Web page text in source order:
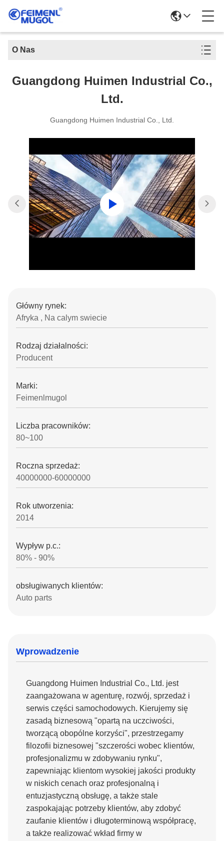
O Nas
Guangdong Huimen Industrial Co.,
Ltd.
Guangdong Huimen Industrial Co., Ltd.
Główny rynek:
Afryka , Na calym swiecie
Rodzaj działalności:
Producent
Marki:
Feimenlmugol
Liczba pracowników:
80~100
Roczna sprzedaż:
40000000-60000000
Rok utworzenia:
2014
Wypływ p.c.:
80% - 90%
obsługiwanych klientów:
Auto parts
Wprowadzenie
Guangdong Huimen Industrial Co., Ltd. jest
zaangażowana w agenturę, rozwój, sprzedaż i
serwis części samochodowych. Kierujemy się
zasadą biznesową "opartą na uczciwości,
tworzącą obopólne korzyści", przestrzegamy
filozofii biznesowej "szczerości wobec klientów,
profesjonalizmu w zdobywaniu rynku",
zapewniając klientom wysokiej jakości produkty
w niskich cenach oraz profesjonalną i
entuzjastyczną obsługę, a także stale
zaspokajając potrzeby klientów, aby zdobyć
zaufanie klientów i długoterminową współpracę,
a także realizować wkład firmy w